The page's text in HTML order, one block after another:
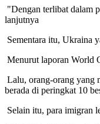
"Dengan terlibat dalam
lanjutnya
Sementara itu, Ukraina
Menurut laporan World
Lalu, orang-orang yang
berada di peringkat 10
Selain itu, para imigran